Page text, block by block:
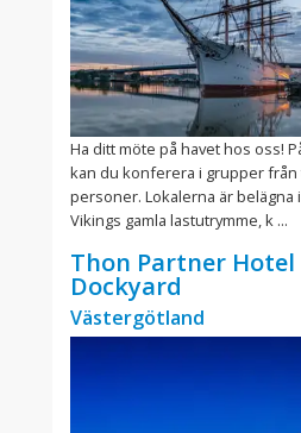
Ha ditt möte på havet hos oss!
kan du konferera i grupper från
personer. Lokalerna är belägna
Vikings gamla lastutrymme, k ...
Thon Partner Hotel
Dockyard
Västergötland